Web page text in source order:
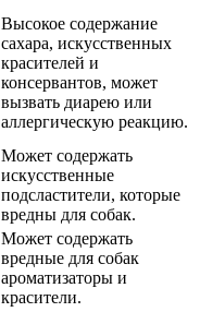
Высокое содержание
сахара, искусственных
красителей и
консервантов, может
вызвать диарею или
аллергическую реакцию.
Может содержать
искусственные
подсластители, которые
вредны для собак.
Может содержать
вредные для собак
ароматизаторы и
красители.